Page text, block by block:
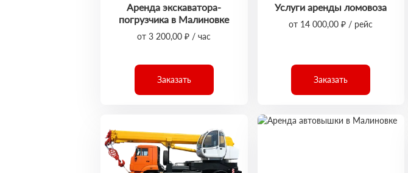
Аренда экскаватора-
погрузчика в Малиновке
от 3 200,00 ₽ / час
Заказать
Услуги аренды ломовоза
от 14 000,00 ₽ / рейс
Заказать